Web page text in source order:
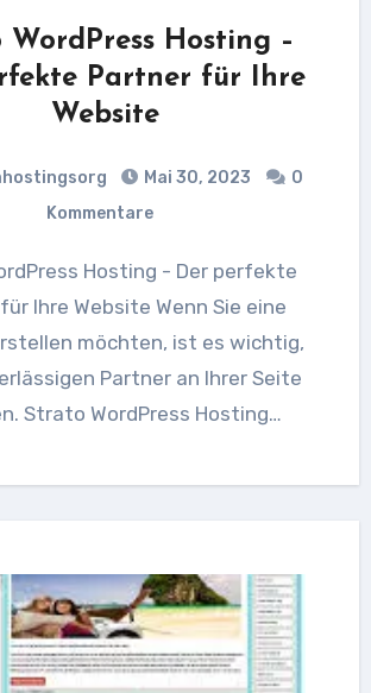
Hosting –
Partner für Ihre
Website
Mai 30, 2023
0
Kommentare
Ihre Website Wenn Sie eine
möchten, ist es wichtig,
Partner an Ihrer Seite
Strato WordPress Hosting…